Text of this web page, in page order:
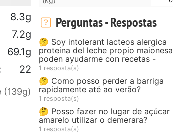
8.3g
7.2g
69.1g
22
(139g)
Perguntas - Respostas
🤔 Soy intolerant lacteos alergica
proteina del leche propio maionesa
poden ayudarme con recetas -
1 resposta(s)
🤔 Como posso perder a barriga
rapidamente até ao verão?
1 resposta(s)
🤔 Posso fazer no lugar de açúcar
amarelo utilizar o demerara?
1 resposta(s)